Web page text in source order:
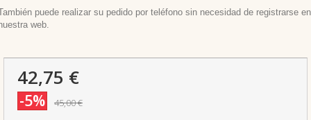
puede realizar su pedido por teléfono sin necesidad de registrarse en
web.
42,75 €
-5% 45,00 €